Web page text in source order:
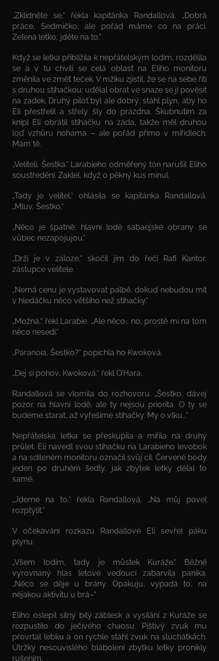
„Zklidněte se,“ řekla kapitánka Randallová. „Dobrá
práce, Sedmičko, ale pořád máme co na práci.
Zelená letko, jděte na to.“
Když se letka přiblížila k nepřátelským lodím, rozdělila
se a v tu chvíli se celá oblast na Eliho monitoru
změnila ve změť teček. V mžiku zjistil, že se na sebe řítí
s druhou stíhačkou; udělal obrat ve snaze se jí pověsit
na zadek. Druhý pilot byl ale dobrý: stáhl plyn, aby ho
Eli přestřelil a střely šly do prázdna. Škubnutím za
knipl Eli obrátil stíhačku na záda, takže měl druhou
loď vzhůru nohama – ale pořád přímo v mířidlech.
Mám tě.
„Veliteli, Šestka.“ Larabieho odměřený tón narušil Eliho
soustředění. Zaklel, když o pěkný kus minul.
„Tady je velitel,“ ohlásila se kapitánka Randallová.
„Mluv, Šestko.“
„Něco je špatně: hlavní lodě sabaejské obrany se
vůbec nezapojujou.“
„Drží je v záloze,“ skočil jim do řeči Rafi Kantor,
zástupce velitele.
„Nemá cenu je vystavovat palbě, dokud nebudou mít
v hledáčku něco většího než stíhačky.“
„Možná,“ řekl Larabie. „Ale něco… no, prostě mi na tom
něco nesedí.“
„Paranoia, Šestko?“ popíchla ho Kwoková.
„Dej si pohov, Kwoková,“ řekl O’Hara.
Randallová se vlomila do rozhovoru. „Šestko, dávej
pozor na hlavní lodě, ale ty nejsou priorita. O ty se
budeme starat, až vyřešíme stíhačky. My o vlku…“
Nepřátelská letka se přeskupila a mířila na druhý
průlet. Eli navedl svou stíhačku na Larabieho levobok
a na sdíleném monitoru označil svůj cíl. Červené body
jeden po druhém šedly, jak zbytek letky dělal to
samé.
„Jdeme na to,“ řekla Randallová. „Na můj povel
rozptýlit.“
V očekávání rozkazu Randallové Eli sevřel páku
plynu.
„Všem lodím, tady je můstek Kuráže.“ Běžně
vyrovnaný hlas letové vedoucí zabarvila panika.
„Něco se děje u brány. Opakuju, vypadá to, na
nějakou aktivitu u brá–“
Eliho oslepil silný bílý záblesk a vysílání z Kuráže se
rozpustilo do ječivého chaosu. Pištivý zvuk mu
provrtal lebku a on rychle stáhl zvuk na sluchátkách.
Útržky nesouvislého blábolení zbytku letky pronikly
rušením.